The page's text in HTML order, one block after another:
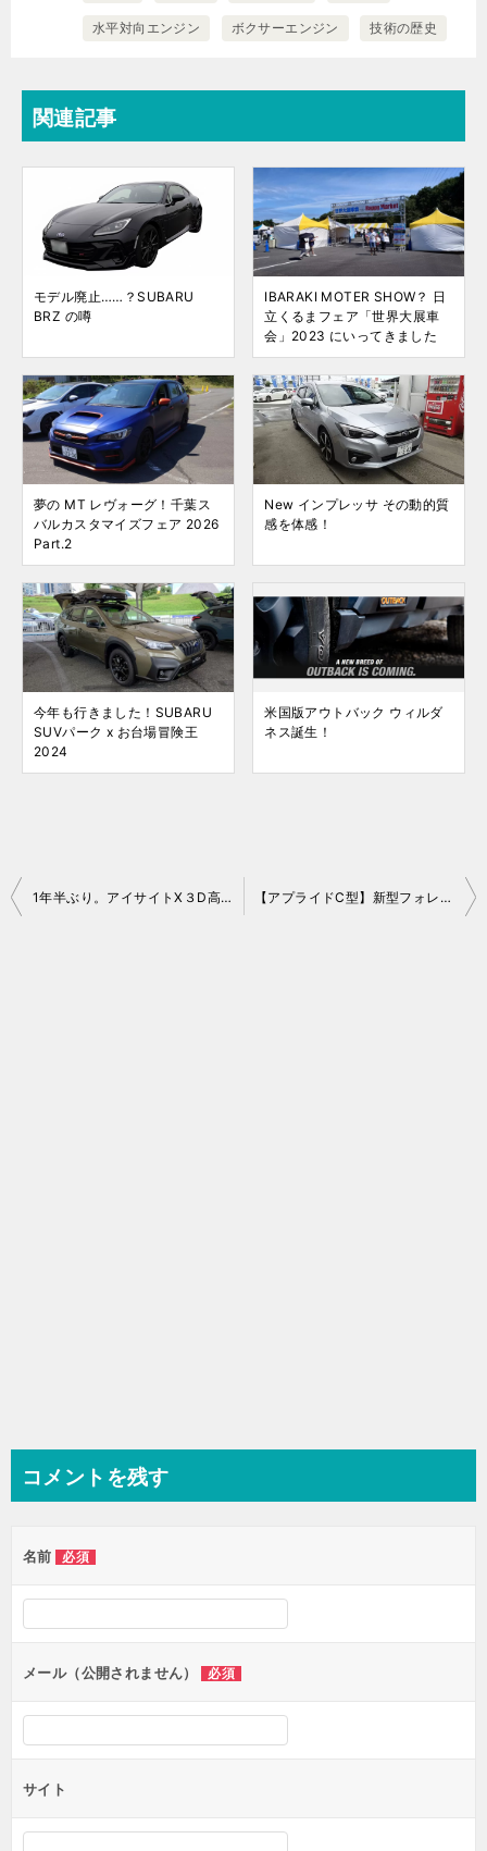
水平対向エンジン ボクサーエンジン 技術の歴史
関連記事
モデル廃止……？SUBARU
BRZ の噂
IBARAKI MOTER SHOW？ 日
立くるまフェア「世界大展車
会」2023 にいってきました
夢の MT レヴォーグ！千葉ス
バルカスタマイズフェア 2026
Part.2
New インプレッサ その動的質
感を体感！
今年も行きました！SUBARU
SUVパーク x お台場冒険王
2024
米国版アウトバック ウィルダ
ネス誕生！
投
1年半ぶり。アイサイトX３D高精度地図データ更新しました 2026 春 【アプライドC型】新型フォレスター（2026年改良モデル）発表！「Touring」追加に見るスバルの本気とマニアックな変更点
コメントを残す
名前 必須
メール（公開されません） 必須
サイト